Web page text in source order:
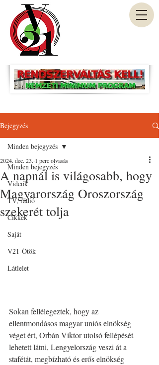
Bejegyzés
Minden bejegyzés
Videók
TV, rádió
Cikkek
Saját
V21-Ötök
Látlelet
Minden bejegyzés
A napnál is világosabb, hogy
Magyarország Oroszország
szekerét tolja
2024. dec. 23. 1 perc olvasás
Sokan fellélegeztek, hogy az
ellentmondásos magyar uniós elnökség
véget ért, Orbán Viktor utolsó fellépését
lehetett látni, Lengyelország veszi át a
stafétát, megbízható és erős elnökség